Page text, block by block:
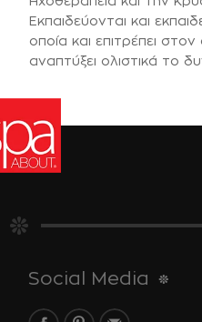
Εκπαιδεύονται και
οποία και επιτρέπει
αναπτύξει ολιστικά το
Social Media